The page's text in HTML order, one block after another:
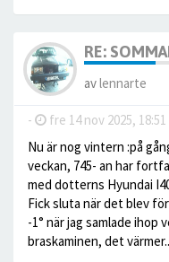
RE:
avlennarte
- fre 14 nov 2025, 18:51
Nu är nog vintern :på
veckan, 745- an har
med dotterns Hyundai
Fick sluta när det blev för
-1° när jag samlade
braskaminen, det